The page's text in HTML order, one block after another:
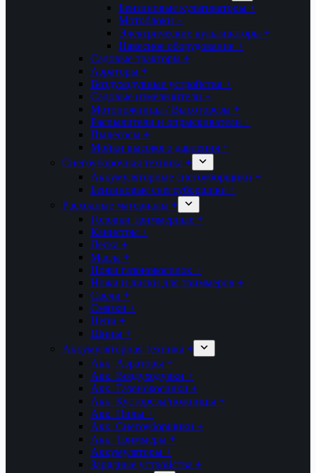
Бензиновые культиваторы +
Мотоблоки +
Электрические культиваторы +
Навесное оборудование +
Садовые тракторы +
Аэраторы +
Воздуходувные устройства +
Садовые измельчители +
Мотоножницы / Высоторезы +
Распылители и опрыскиватели +
Пылесосы +
Мойки высокого давления +
Снегоуборочная техника +
Аккумуляторные снегоуборщики +
Бензиновые снегоуборщики +
Расходные материалы +
Головки триммерные +
Канистры +
Леска +
Масла +
Ножи газонокосилок +
Ножи и диски для триммеров +
Свечи +
Смазки +
Цепи +
Шины +
Аккумуляторная техника +
Акк. Аэраторы +
Акк. Воздуходувки +
Акк. Газонокосилки +
Акк. Кусторезы/ножницы +
Акк. Пилы +
Акк. Снегоуборщики +
Акк. Триммеры +
Аккумуляторы +
Зарядные устройства +